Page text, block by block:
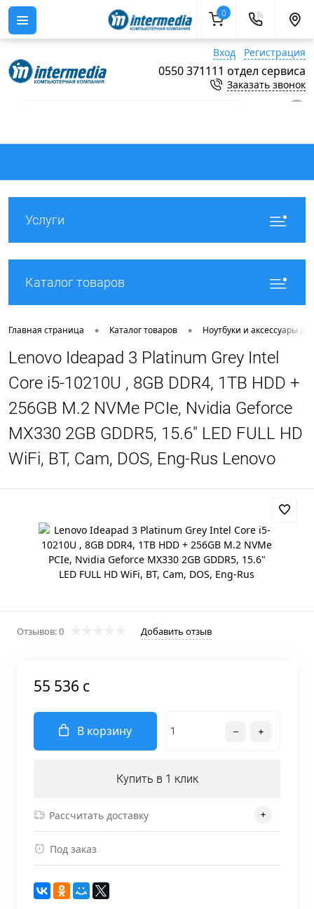
Вход Регистрация
0550 371111 отдел сервиса
Заказать звонок
Услуги
Каталог товаров
Главная страница • Каталог товаров • Ноутбуки и аксессуары
Lenovo Ideapad 3 Platinum Grey Intel
Core i5-10210U , 8GB DDR4, 1TB HDD +
256GB M.2 NVMe PCIe, Nvidia Geforce
MX330 2GB GDDR5, 15.6" LED FULL HD
WiFi, BT, Cam, DOS, Eng-Rus Lenovo
Отзывов: 0 Добавить отзыв
55 536 c
В корзину
Купить в 1 клик
Рассчитать доставку
Под заказ
0